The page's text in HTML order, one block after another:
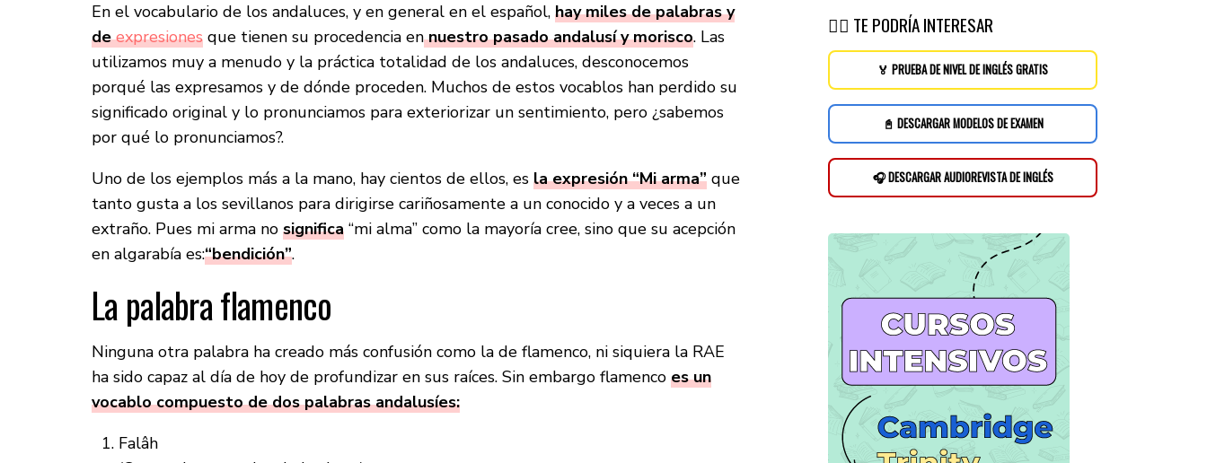
En el vocabulario de los andaluces, y en general en el español, hay miles de palabras y
deexpresiones que tienen su procedencia ennuestro pasado andalusí y morisco. Las
utilizamos muy a menudo y la práctica totalidad de los andaluces, desconocemos
porqué las expresamos y de dónde proceden. Muchos de estos vocablos han perdido su
significado original y lo pronunciamos para exteriorizar un sentimiento, pero ¿sabemos
por qué lo pronunciamos?.
Uno de los ejemplos más a la mano, hay cientos de ellos, es la expresión “Mi arma” que
tanto gusta a los sevillanos para dirigirse cariñosamente a un conocido y a veces a un
extraño. Pues mi arma no significa “mi alma” como la mayoría cree, sino que su acepción
en algarabía es:“bendición”.
La palabra flamenco
Ninguna otra palabra ha creado más confusión como la de flamenco, ni siquiera la RAE
ha sido capaz al día de hoy de profundizar en sus raíces. Sin embargo flamenco es un
vocablo compuesto de dos palabras andalusíes:
Falâh
👉🏽 TE PODRÍA INTERESAR
🏅 PRUEBA DE NIVEL DE INGLÉS GRATIS
📓 DESCARGAR MODELOS DE EXAMEN
🎧 DESCARGAR AUDIOREVISTA DE INGLÉS